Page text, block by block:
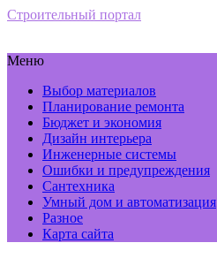
Строительный портал
Меню
Выбор материалов
Планирование ремонта
Бюджет и экономия
Дизайн интерьера
Инженерные системы
Ошибки и предупреждения
Сантехника
Умный дом и автоматизация
Разное
Карта сайта